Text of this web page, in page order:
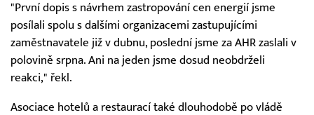
"První dopis s návrhem zastropování cen energií jsme
posílali spolu s dalšími organizacemi zastupujícími
zaměstnavatele již v dubnu, poslední jsme za AHR zaslali v
polovině srpna. Ani na jeden jsme dosud neobdrželi
reakci," řekl.
Asociace hotelů a restaurací také dlouhodobě po vládě